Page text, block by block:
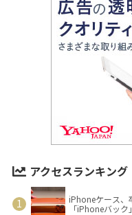
アクセスランキング
iPhoneケース、
「iPhoneバック